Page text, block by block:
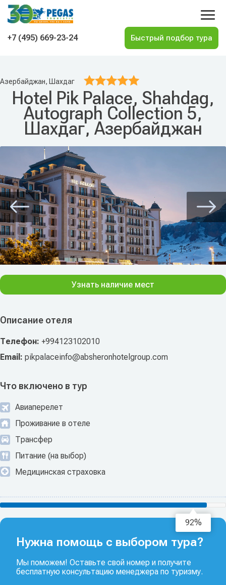
На главную
+7 (495) 669-23-24
Азербайджан, Шахдаг
Hotel Pik Palace, Shahdag,
Autograph Collection 5,
Шахдаг, Азербайджан
Описание отеля
Телефон: +994123102010
Email: pikpalaceinfo@absheronhotelgroup.com
Что включено в тур
Авиаперелет
Проживание в отеле
Трансфер
Питание (на выбор)
Медицинская страховка
Узнать наличие мест
93%
Нужна помощь с выбором тура?
Мы поможем! Оставьте свой номер и получите
бесплатную консультацию менеджера по туризму.